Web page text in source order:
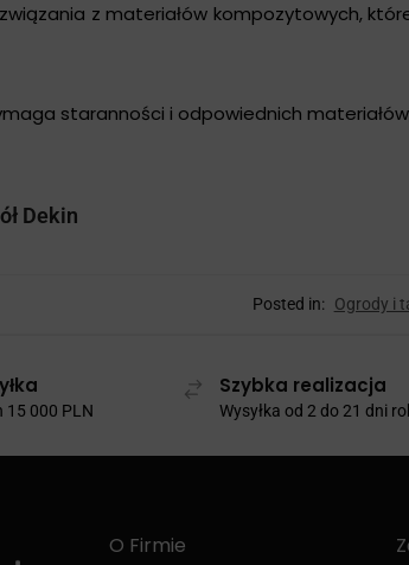
z materiałów kompozytowych,
staranności i odpowiednich
Dekin
Posted in: Ogrody i
15 000 PLN
Szybka realizacja
Wysyłka od 2 do 21 dni
O Firmie